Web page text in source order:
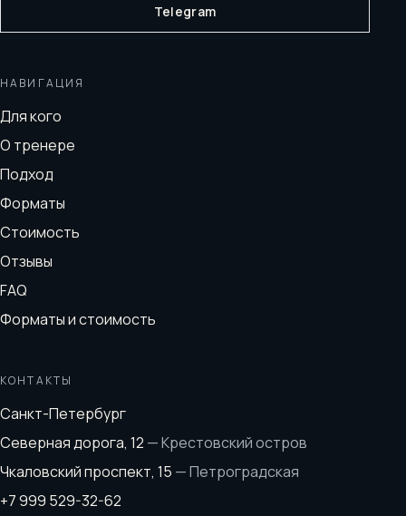
Telegram
НАВИГАЦИЯ
Для кого
О тренере
Подход
Форматы
Стоимость
Отзывы
FAQ
Форматы и стоимость
КОНТАКТЫ
Санкт-Петербург
Северная дорога, 12 —Крестовский остров
Чкаловский проспект, 15 —Петроградская
+7 999 529-32-62